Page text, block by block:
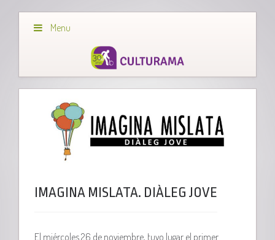
Menu
IMAGINA MISLATA. DIÀLEG JOVE
El miércoles 26 de noviembre, tuvo lugar el primer